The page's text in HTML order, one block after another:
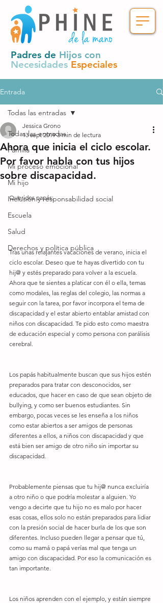
Padres de Hijos con
Necesidades Especiales
Entrada
Todas las entradas
Familia
Mi proceso emocional
Mi hijo
Inclusión y responsabilidad social
Escuela
Salud
Derechos y política pública
Todas las entradas
Ahora que inicia el ciclo escolar.
Por favor habla con tus hijos
sobre discapacidad.
Jessica Grono
13 sept 2019 3 min de lectura
Queridos papás:
Tras unas relajantes vacaciones de verano, inicia el
ciclo escolar. Deseo que te hayas divertido con tu
hij@ y estés preparado para volver a la escuela.
Ahora que te sientes a platicar con él o ella, temas
como modales, las reglas del colegio, las normas a
seguir con la tarea, por favor incorpora el tema de
discapacidad y el estar abierto entablar amistad con
niños con discapacidad. Te pido esto como maestra
de educación especial y como persona con parálisis
cerebral.
Los papás habitualmente buscan que sus hijos estén
preparados para tratar con desconocidos, ser
educados, que hacer en caso de que sean objeto de
bullying, y como ser buenos estudiantes. Sin
embargo, pocas veces se les enseña a los niños
como estar abiertos a ser amigos de personas
diferentes a ellos, a niños con discapacidad y que
está bien ser amigo de otro niño sin importar su
discapacidad.
Probablemente piensas que tu hij@ nunca excluiría
a otro niño o que podría molestar a alguien. Yo
vengo a decirte que tu hijo no es malo por hacer
esas cosas, ellos solo no están preparados para lidiar
con la presión social de hacer burla de los que son
diferentes. Incluso pueden llegar a pensar que tú,
como su mamá o papá verías mal que tenga un
amigo con discapacidad. Por eso la comunicación es
tan importante.
Los niños aprenden con el ejemplo, y están siempre